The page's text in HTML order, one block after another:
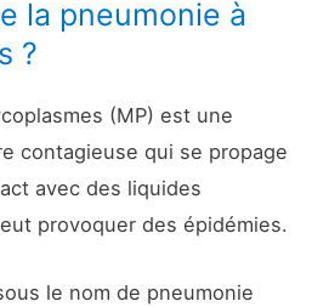
la pneumonie à
?
(MP) est une
contagieuse qui se propage
avec des liquides
provoquer des épidémies.
le nom de pneumonie